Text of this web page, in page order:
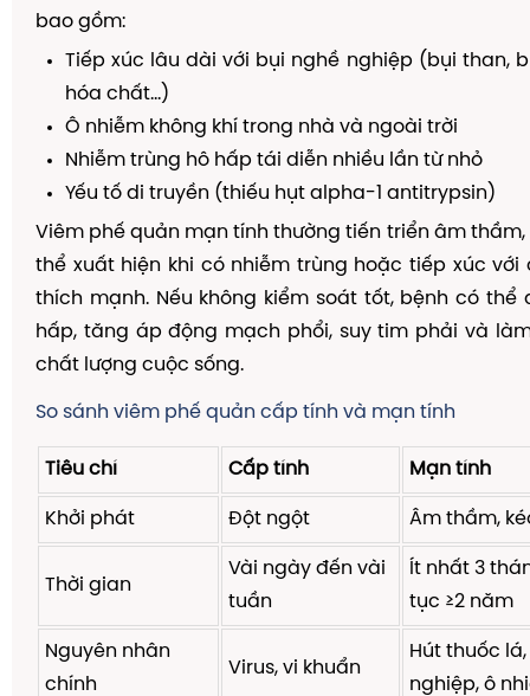
bao gồm:
Tiếp xúc lâu dài với bụi nghề nghiệp (bụi than,
hóa chất...)
Ô nhiễm không khí trong nhà và ngoài trời
Nhiễm trùng hô hấp tái diễn nhiều lần từ nhỏ
Yếu tố di truyền (thiếu hụt alpha-1 antitrypsin)
Viêm phế quản mạn tính thường tiến triển âm
thể xuất hiện khi có nhiễm trùng hoặc tiếp xúc với
thích mạnh. Nếu không kiểm soát tốt, bệnh có thể
hấp, tăng áp động mạch phổi, suy tim phải và
chất lượng cuộc sống.
So sánh viêm phế quản cấp tính và mạn tính
Tiêu chí Cấp tính Mạn tính
Khởi phát Đột ngột Âm thầm,
Thời gian
Vài ngày đến vài
tuần
Ít nhất 3
tục ≥2 năm
Nguyên nhân
chính
Virus, vi khuẩn
Hút thuốc
nghiệp, ô